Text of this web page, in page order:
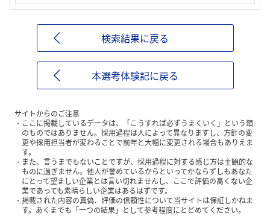
検索結果に戻る
本選考体験記に戻る
サイトからのご注意
ここに掲載しているデータは、「こうすれば必ずうまくいく」という類
のものではありません。採用過程は人によって異なりますし、方針の変
更や採用担当者が変わることで前年と大幅に変更される場合もありえま
す。
また、言うまでもないことですが、採用過程に対する感じ方は主観的な
ものに過ぎません。他人が誉めているからといってかならずしもあなた
にとって望ましい企業とは言い切れませんし、ここで評価の高くない企
業であっても素晴らしい企業はあるはずです。
掲載された内容の真偽、評価の信頼性について当サイトは保証しかねま
す。あくまでも「一つの結果」として参考程度にとどめてください。